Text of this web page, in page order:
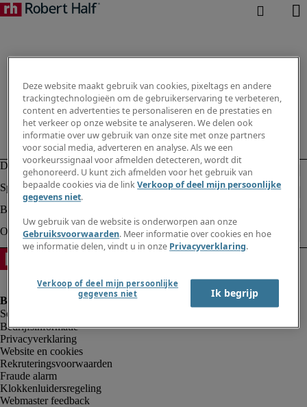
Bedrijfsinformatie
Privacyverklaring
Website en cookies
Rekruteringsvoorwaarden
Fraude alarm
Klokkenluidersregeling
Webmaster feedback
Deze website maakt gebruik van cookies, pixeltags en andere
trackingtechnologieën om de gebruikerservaring te verbeteren,
content en advertenties te personaliseren en de prestaties en
het verkeer op onze website te analyseren. We delen ook
informatie over uw gebruik van onze site met onze partners
voor social media, adverteren en analyse. Als we een
voorkeurssignaal voor afmelden detecteren, wordt dit
gehonoreerd. U kunt zich afmelden voor het gebruik van
bepaalde cookies via de linkVerkoop of deel mijn persoonlijke
gegevens niet.
Uw gebruik van de website is onderworpen aan onze
Gebruiksvoorwaarden. Meer informatie over cookies en hoe
we informatie delen, vindt u in onze Privacyverklaring.
Verkoop of deel mijn persoonlijke
gegevens niet
Ik begrijp